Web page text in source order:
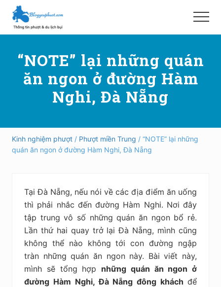
Menu
Skip
main
qua
primary
Hướng
phượt,
và
ngoài
nước
an
nghiệm,
kiệm
Menu
“NOTE” lại những quán
ăn ngon ở đường Hàm
Nghi, Đà Nẵng
Kinh nghiệm phượt / Phượt miền Trung / “NOTE” lại những
quán ăn ngon ở đường Hàm Nghi, Đà Nẵng
Tại Đà Nẵng, nếu nói về các địa điểm ăn uống
thì phải nhắc đến đường Hàm Nghi. Nơi đây
tập trung vô số những quán ăn ngon bổ rẻ.
Lần thứ hai quay trở lại Đà Nẵng, mình cũng
không thể nào không tới con đường ngập
tràn những quán ăn ngon này. Bài viết này,
mình sẽ tổng hợp những quán ăn ngon ở
đường Hàm Nghi, Đà Nẵng đông khách để